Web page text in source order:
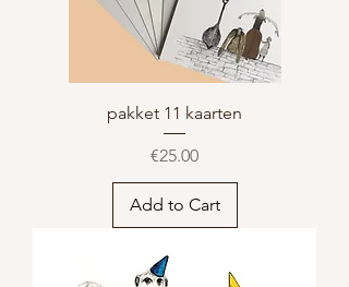
pakket 11 kaarten
Price
€25.00
Add to Cart